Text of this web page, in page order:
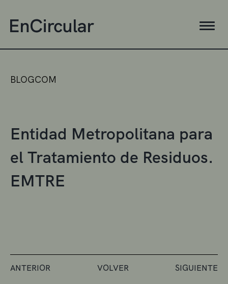
BLOGCOM
Entidad Metropolitana para
el Tratamiento de Residuos.
EMTRE
ANTERIOR VOLVER SIGUIENTE